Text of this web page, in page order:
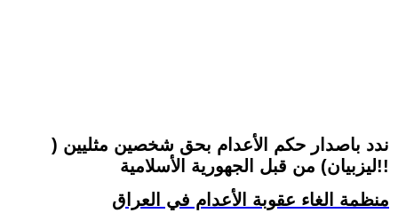
ندد باصدار حكم الأعدام بحق شخصين مثليين (
ليزبيان) من قبل الجهورية الأسلامية!!
منظمة الغاء عقوبة الأعدام في العراق